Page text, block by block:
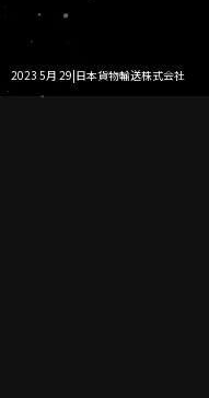
2023 5月 29|日本貨物輸送株式会社